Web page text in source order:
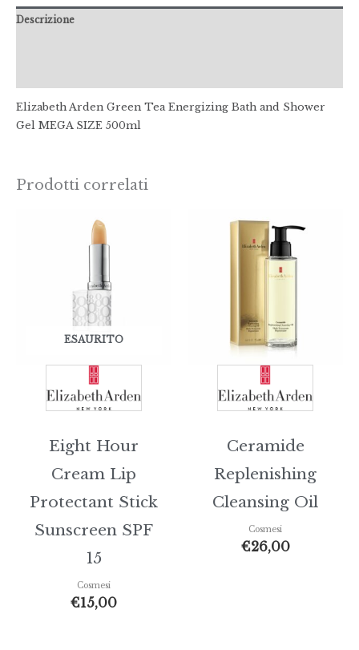
Descrizione
Elizabeth Arden Green Tea Energizing Bath and Shower
Gel MEGA SIZE 500ml
Prodotti correlati
ESAURITO
Eight Hour
Cream Lip
Protectant Stick
Sunscreen SPF
15
Cosmesi
€15,00
Ceramide
Replenishing
Cleansing Oil
Cosmesi
€26,00